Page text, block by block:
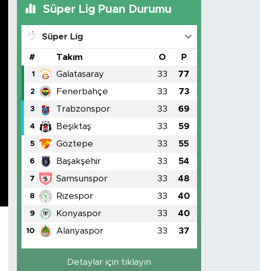
Süper Lig Puan Durumu
Süper Lig
# Takım O P
1 Galatasaray 33 77
2 Fenerbahçe 33 73
3 Trabzonspor 33 69
4 Beşiktaş 33 59
5 Göztepe 33 55
6 Başakşehir 33 54
7 Samsunspor 33 48
8 Rizespor 33 40
9 Konyaspor 33 40
10 Alanyaspor 33 37
Detaylar için tıklayın